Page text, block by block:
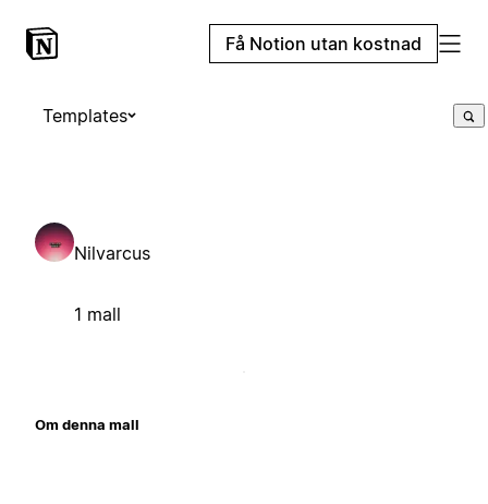
Få Notion utan kostnad
Templates
Nilvarcus
1 mall
Om denna mall